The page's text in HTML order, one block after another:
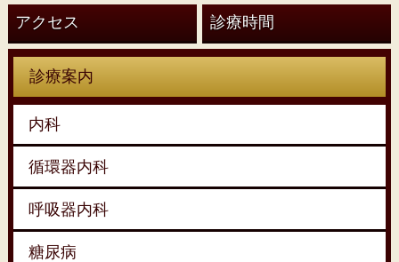
アクセス 診療時間
診療案内
内科
循環器内科
呼吸器内科
糖尿病